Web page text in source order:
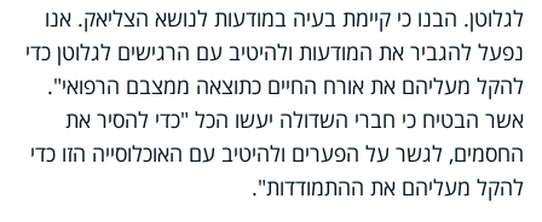
לגלוטן. הבנו כי קיימת בעיה במודעות לנושא הצליאק. אנו
נפעל להגביר את המודעות ולהיטיב עם הרגישים לגלוטן כדי
להקל מעליהם את אורח החיים כתוצאה ממצבם הרפואי".
אשר הבטיח כי חברי השדולה יעשו הכל "כדי להסיר את
החסמים, לגשר על הפערים ולהיטיב עם האוכלוסייה הזו כדי
להקל מעליהם את ההתמודדות".